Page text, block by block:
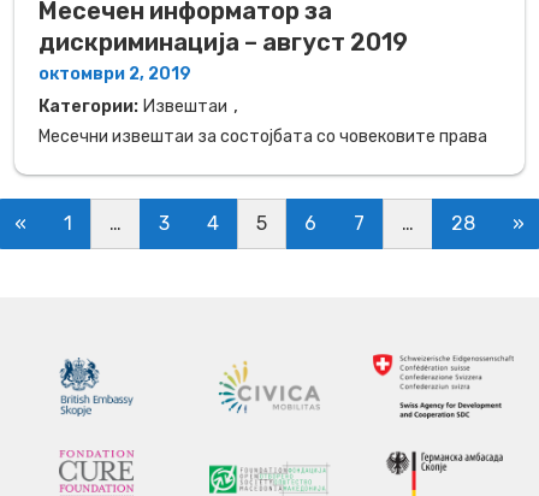
Месечен информатор за
дискриминација – август 2019
октомври 2, 2019
Категории: Извештаи ,
Месечни извештаи за состојбата со човековите права
navigation
« 1 … 3 4 5 6 7 … 28 »